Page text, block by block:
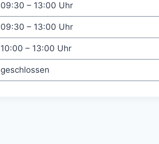
09:30 – 13:00 Uhr
09:30 – 13:00 Uhr
10:00 – 13:00 Uhr
geschlossen